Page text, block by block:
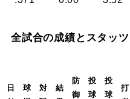
全試合の成績とスタッツ
日
球
対
結
防
御
投
球
投
球
打